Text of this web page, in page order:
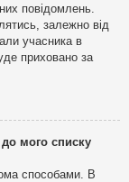
повідомлень.
залежно від
учасника в
приховано за
мого списку
способами. В